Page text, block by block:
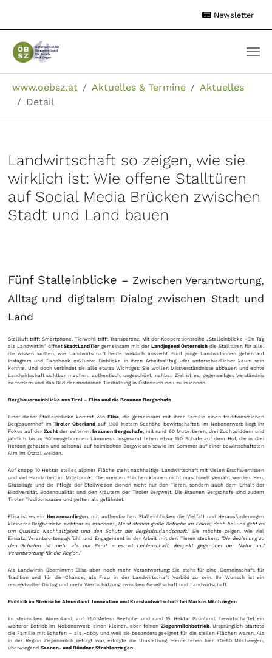
Newsletter
www.oebsz.at Aktuelles & Termine
Aktuelles
Detail
Landwirtschaft so zeigen, wie sie
wirklich ist: Wie offene Stalltüren
auf Social Media Brücken zwischen
Stadt und Land bauen
Fünf Stalleinblicke – Zwischen Verantwortung,
Alltag und digitalem Dialog zwischen Stadt und
Land
Stallluft trifft Smartphone. Tierwohl trifft Transparenz. Mit der Kooperationsreihe „Stalleinblicke -Ein Tag
als Landwirt:in“ öffnetStadtLandTier gemeinsam mit der Landjugend Österreichdie Stalltüren für alle,
die wissen wollen, wie Landwirtschaft heute wirklich aussieht. Fünf junge Landwirt:innen geben auf
Instagram und Facebook exklusive Einblicke in ihren Arbeitsalltag –der unterschiedlicher kaum sein
könnte. Und doch verbindet sie alle etwas Wichtiges: Sie wollen Missverständnisse abbauen und echte
Landwirtschaft sichtbar machen. authentisch, ungeschönt, nahbar. Ziel ist es, gegenseitiges Verständnis
zu fördern und das Bild der modernen Tierhaltung in Österreich neu zu zeichnen.
Bergbauerneinblicke aus Tirol – Elisa und die Braunen Bergschafe
Einer dieser Stalleinblicke kommt von Elisa, die gemeinsam mit ihrer Familie einen traditionsreichen
Bergbauernhof imTiroler Oberland auf 1,100 Metern Seehöhe bewirtschaftet. Im Nebenerwerb liegt ihr
Fokus auf derZuchtder seltenenbraunen Bergschafe, mit rund 60 Muttertieren, drei Zuchtwiddern und
jährlich bis zu 90 neugeborenen Lämmern. Insgesamt leben etwa 150 Schafe auf dem Hof, die in drei
Herden gehalten und saisonal auf heimischen Bergwiesen sowie im Sommer auf einer bewirtschafteten
Alm im Ötztal weiden.
Auf knapp 10 Hektar steiler, alpiner Fläche steht nachhaltige Landwirtschaft mit vielen Erschwernissen
und viel Handarbeit im Mittelpunkt: Die meisten Flächen können nicht maschinell gemäht werden. Heu,
Grassilage und die Pflege der Steilwiesen dienen nicht nur den Tieren, sondern auch dem Erhalt der
Biodiversität, Bodenqualität und den Kräutern der Tiroler Bergwelt. Die Braunen Bergschafe sind zudem
Tiroler Traditionsrasse und gelten als gefährdet.
Elisa ist es ein Herzensanliegen, mit authentischen Stalleinblicken die Vielfalt und Herausforderungen
kleinerer Bergbetriebe sichtbar zu machen: „Meist stehen große Betriebe im Fokus, doch bei uns geht es
um Qualität, Nachhaltigkeit und den Schutz der Bergkulturlandschaft.“Sie möchte zeigen, wie viel
Einsatz, Verantwortungsgefühl und Engagement in der Arbeit mit den Tieren stecken. "Die Beziehung zu
den Schafen ist mehr als nur Beruf – es ist Leidenschaft, Respekt gegenüber der Natur und
Verantwortung für die Region."
Als Landwirtin übernimmt Elisa aber noch mehr Verantwortung: Sie steht für eine Gemeinschaft, für
Tradition und für die Chance, als Frau in der Landwirtschaft Vorbild zu sein. Ihr Wunsch ist ein
respektvoller Dialog und mehr Wertschätzung zwischen Gesellschaft und Landwirtschaft.
Einblick im Steirische Almenland: Innovation und Kreislaufwirtschaft bei Markus Milchziegen
Im steirischen Almenland, auf 750 Metern Seehöhe und rund 15 Hektar Grünland, bewirtschaftet ein
weiterer Betrieb im Nebenerwerb einen kleinen, aber feinen Ziegenmilchbetrieb. Ursprünglich startete
die Familie mit Schafen – als Hobby und weil sie besonders geeignet für die steilen Flächen waren. Als
in der Region Ziegenmilch gefragt war, erfolgte die Umstellung: Heute leben hier 70–80 Milchziegen,
überwiegend Saanen- und Bündner Strahlenziegen.